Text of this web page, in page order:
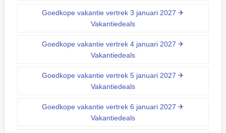
Goedkope vakantie vertrek 3 januari 2027 ✈
Vakantiedeals
Goedkope vakantie vertrek 4 januari 2027 ✈
Vakantiedeals
Goedkope vakantie vertrek 5 januari 2027 ✈
Vakantiedeals
Goedkope vakantie vertrek 6 januari 2027 ✈
Vakantiedeals